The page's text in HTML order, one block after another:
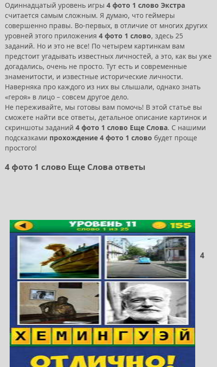
Одиннадцатый уровень игры 4 фото 1 слово Экстра
считается самым сложным. Я думаю, что геймеры
совершенно правы. Во-первых, в отличие от многих других
уровней этого приложения 4 фото 1 слово, здесь 25
заданий. Но и это не все! По четырем картинкам вам
предстоит угадывать известных личностей, а это, как вы уже
догадались, очень не просто. Тут есть и современные
знаменитости, и известные исторические личности.
Наверняка про каждого из них вы слышали, однако знать
«героя» в лицо – совсем другое дело.
Не переживайте, мы готовы вам помочь! В этой статье вы
сможете найти все ответы, детальное описание картинок и
скриншоты заданий 4 фото 1 слово Еще Слова. С нашими
подсказками прохождение 4 фото 1 слово будет проще
простого!
4 фото 1 слово Еще Слова ответы
4